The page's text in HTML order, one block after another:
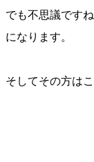
でも不思議です
になります。
そしてその方は